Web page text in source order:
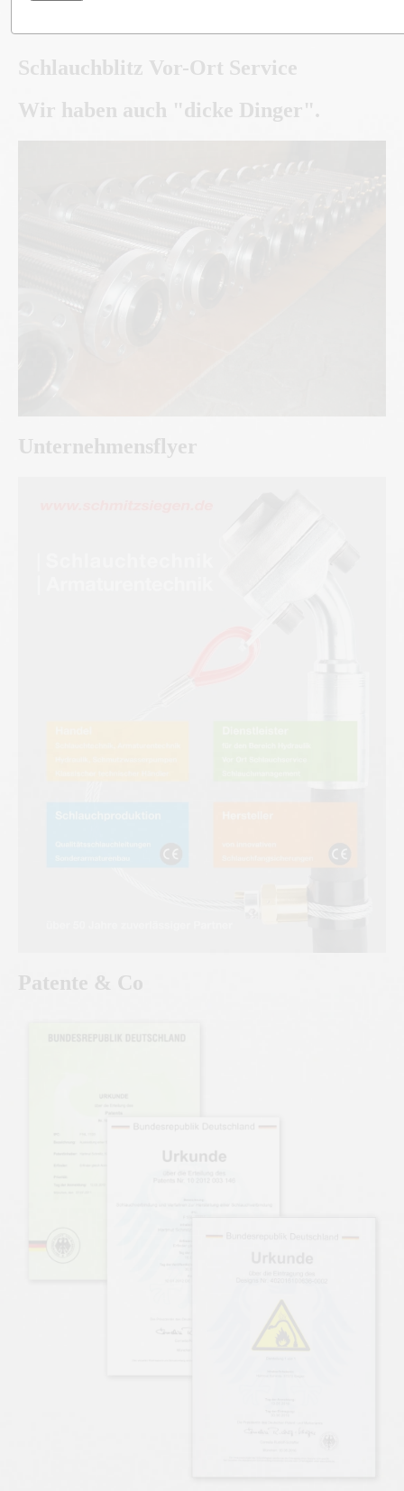
Schlauchblitz Vor-Ort Service
Wir haben auch "dicke Dinger".
Unternehmensflyer
Patente & Co